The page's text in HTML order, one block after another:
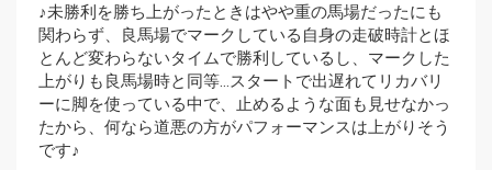
♪未勝利を勝ち上がったときはやや重の馬場だったにも
関わらず、良馬場でマークしている自身の走破時計とほ
とんど変わらないタイムで勝利しているし、マークした
上がりも良馬場時と同等…スタートで出遅れてリカバリ
ーに脚を使っている中で、止めるような面も見せなかっ
たから、何なら道悪の方がパフォーマンスは上がりそう
です♪